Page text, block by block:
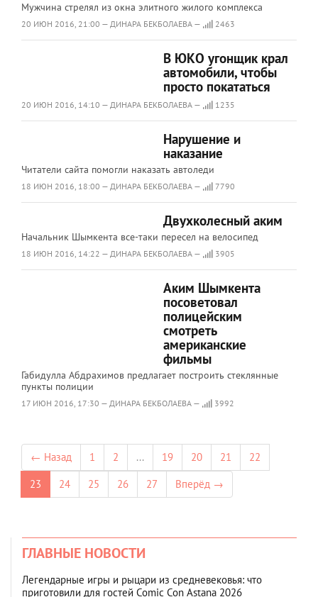
Мужчина стрелял из окна элитного жилого комплекса
20 ИЮН 2016, 21:00 — ДИНАРА БЕКБОЛАЕВА — 2463
В ЮКО угонщик крал
автомобили, чтобы
просто покататься
20 ИЮН 2016, 14:10 — ДИНАРА БЕКБОЛАЕВА — 1235
Нарушение и
наказание
Читатели сайта помогли наказать автоледи
18 ИЮН 2016, 18:00 — ДИНАРА БЕКБОЛАЕВА — 7790
Двухколесный аким
Начальник Шымкента все-таки пересел на велосипед
18 ИЮН 2016, 14:22 — ДИНАРА БЕКБОЛАЕВА — 3905
Аким Шымкента
посоветовал
полицейским
смотреть
американские
фильмы
Габидулла Абдрахимов предлагает построить стеклянные
пункты полиции
17 ИЮН 2016, 17:30 — ДИНАРА БЕКБОЛАЕВА — 3992
← Назад 1 2 ... 19 20 21
22
23
24 25 26 27 Вперёд →
ГЛАВНЫЕ НОВОСТИ
Легендарные игры и рыцари из средневековья: что
приготовили для гостей Comic Con Astana 2026